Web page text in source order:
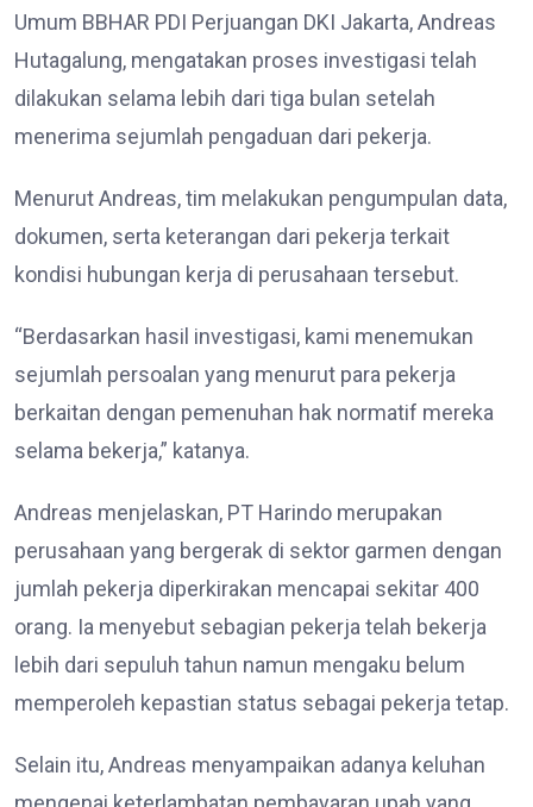
Umum BBHAR PDI Perjuangan DKI Jakarta, Andreas
Hutagalung, mengatakan proses investigasi telah
dilakukan selama lebih dari tiga bulan setelah
menerima sejumlah pengaduan dari pekerja.
Menurut Andreas, tim melakukan pengumpulan data,
dokumen, serta keterangan dari pekerja terkait
kondisi hubungan kerja di perusahaan tersebut.
“Berdasarkan hasil investigasi, kami menemukan
sejumlah persoalan yang menurut para pekerja
berkaitan dengan pemenuhan hak normatif mereka
selama bekerja,” katanya.
Andreas menjelaskan, PT Harindo merupakan
perusahaan yang bergerak di sektor garmen dengan
jumlah pekerja diperkirakan mencapai sekitar 400
orang. Ia menyebut sebagian pekerja telah bekerja
lebih dari sepuluh tahun namun mengaku belum
memperoleh kepastian status sebagai pekerja tetap.
Selain itu, Andreas menyampaikan adanya keluhan